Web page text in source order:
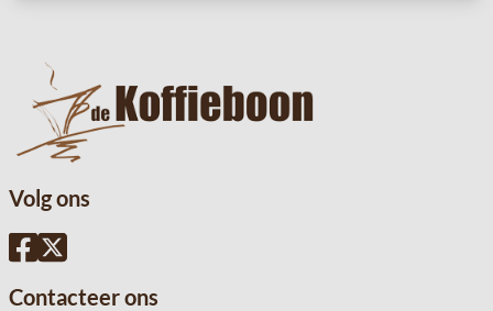
Volg ons
Contacteer ons